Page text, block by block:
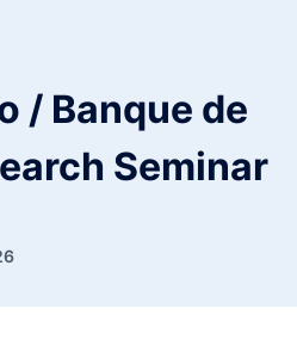
/ Banque de
Seminar